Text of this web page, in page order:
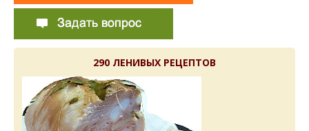
290 ЛЕНИВЫХ РЕЦЕПТОВ